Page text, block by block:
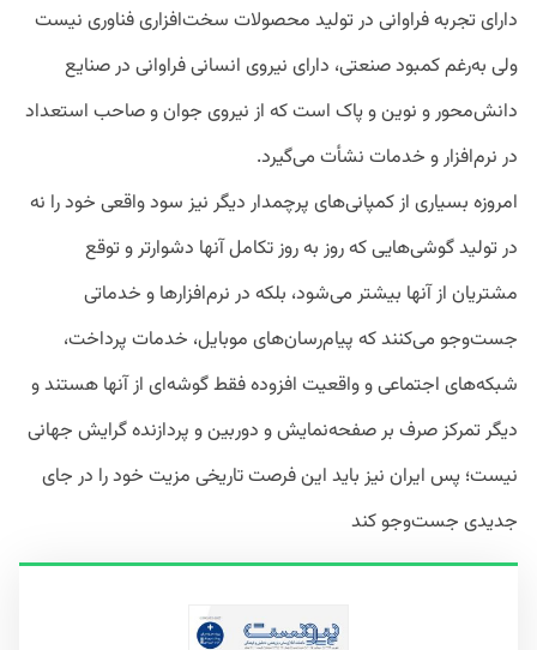
دارای تجربه فراوانی در تولید محصولات سخت‌افزاری فناوری نیست
ولی به‌رغم کمبود صنعتی، دارای نیروی انسانی فراوانی در صنایع
دانش‌محور و نوین و پاک است که از نیروی جوان و صاحب استعداد
در نرم‌افزار و خدمات نشأت می‌گیرد.
امروزه بسیاری از کمپانی‌های پرچمدار دیگر نیز سود واقعی خود را نه
در تولید گوشی‌هایی که روز به روز تکامل آنها دشوارتر و توقع
مشتریان از آنها بیشتر می‌شود، بلکه در نرم‌افزارها و خدماتی
جست‌وجو می‌کنند که پیام‌رسان‌های موبایل، خدمات پرداخت،
شبکه‌های اجتماعی و واقعیت افزوده فقط گوشه‌ای از آنها هستند و
دیگر تمرکز صرف بر صفحه‌نمایش و دوربین و پردازنده گرایش جهانی
نیست؛ پس ایران نیز باید این فرصت تاریخی مزیت خود را در جای
جدیدی جست‌وجو کند